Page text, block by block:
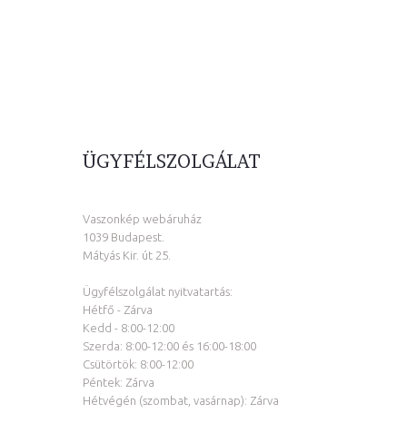
ÜGYFÉLSZOLGÁLAT
Vaszonkép webáruház
1039 Budapest.
Mátyás Kir. út 25.
Ügyfélszolgálat nyitvatartás:
Hétfő - Zárva
Kedd - 8:00-12:00
Szerda: 8:00-12:00 és 16:00-18:00
Csütörtök: 8:00-12:00
Péntek: Zárva
Hétvégén (szombat, vasárnap): Zárva